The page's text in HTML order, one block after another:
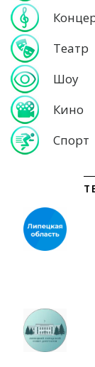
Театр
Шоу
Кино
Спорт